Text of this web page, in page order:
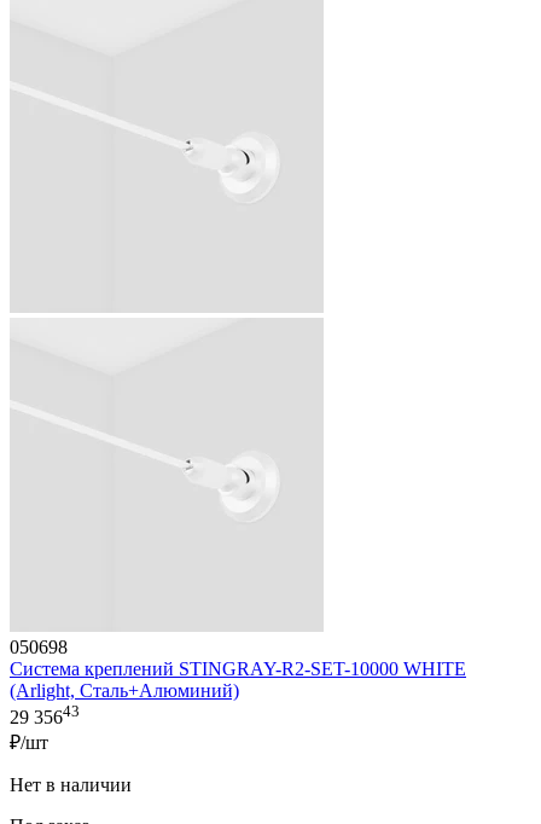
050698
Система креплений STINGRAY-R2-SET-10000 WHITE
(Arlight, Сталь+Алюминий)
29 35643
₽/шт
Нет в наличии